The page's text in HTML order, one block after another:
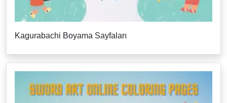
Kagurabachi Boyama Sayfaları